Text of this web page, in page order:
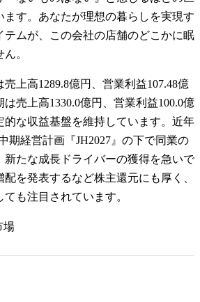
ます。あなたが理想の暮らしを実現す
テムが、この会社の店舗のどこかに眠
。
上高1289.8億円、営業利益107.48億
は売上高1330.0億円、営業利益100.0億
的な収益基盤を維持しています。近年
期経営計画『JH2027』の下で同業の
新たな成長ドライバーの獲得を急いで
を発表するなど株主還元にも厚く、
も注目されています。
場